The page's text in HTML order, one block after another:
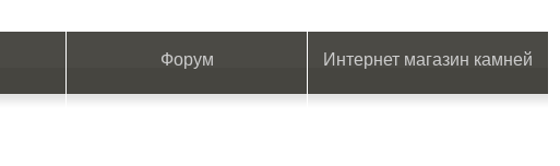
Форум Интернет магазин камней